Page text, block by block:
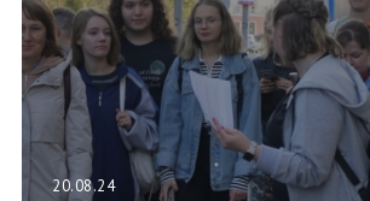
20.08.24